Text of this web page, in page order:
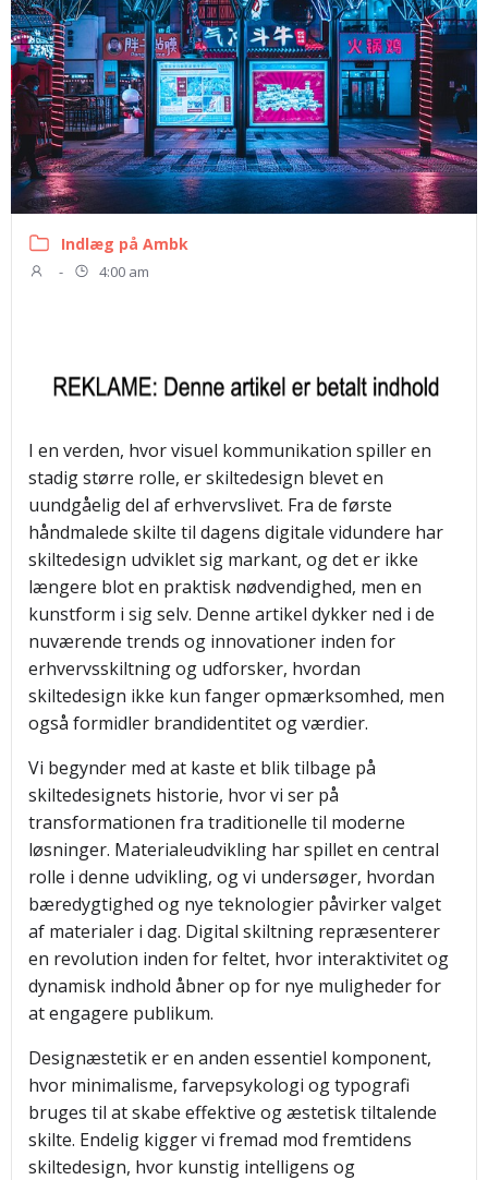
Indlæg på Ambk
- 4:00 am
I en verden, hvor visuel kommunikation spiller en
stadig større rolle, er skiltedesign blevet en
uundgåelig del af erhvervslivet. Fra de første
håndmalede skilte til dagens digitale vidundere har
skiltedesign udviklet sig markant, og det er ikke
længere blot en praktisk nødvendighed, men en
kunstform i sig selv. Denne artikel dykker ned i de
nuværende trends og innovationer inden for
erhvervsskiltning og udforsker, hvordan
skiltedesign ikke kun fanger opmærksomhed, men
også formidler brandidentitet og værdier.
Vi begynder med at kaste et blik tilbage på
skiltedesignets historie, hvor vi ser på
transformationen fra traditionelle til moderne
løsninger. Materialeudvikling har spillet en central
rolle i denne udvikling, og vi undersøger, hvordan
bæredygtighed og nye teknologier påvirker valget
af materialer i dag. Digital skiltning repræsenterer
en revolution inden for feltet, hvor interaktivitet og
dynamisk indhold åbner op for nye muligheder for
at engagere publikum.
Designæstetik er en anden essentiel komponent,
hvor minimalisme, farvepsykologi og typografi
bruges til at skabe effektive og æstetisk tiltalende
skilte. Endelig kigger vi fremad mod fremtidens
skiltedesign, hvor kunstig intelligens og